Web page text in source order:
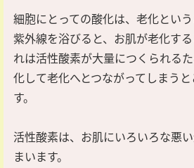
細胞にとっての酸化は、老化という
紫外線を浴びると、お肌が老化す
れは活性酸素が大量につくられる
化して老化へとつながってしまう
す。
活性酸素は、お肌にいろいろな悪
まいます。